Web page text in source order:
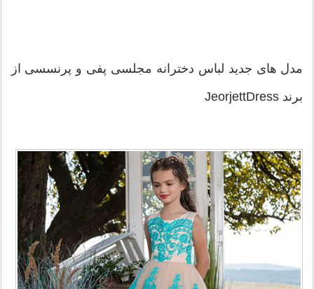
مدل های جدید لباس دخترانه مجلسی پفی و پرنسسی از
برند JeorjettDress